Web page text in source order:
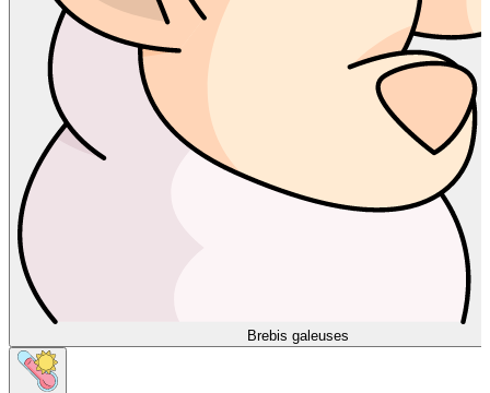
Brebis galeuses